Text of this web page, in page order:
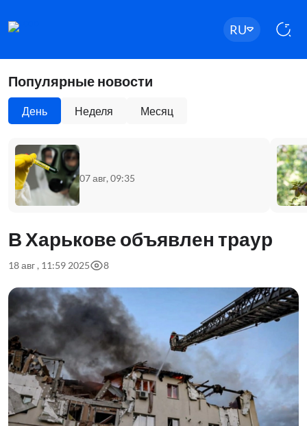
RU
Популярные новости
День Неделя Месяц
07 авг, 09:35
В Харькове объявлен траур
18 авг , 11:59 2025 8